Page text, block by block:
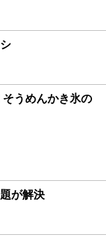
うめんかき氷の
が解決